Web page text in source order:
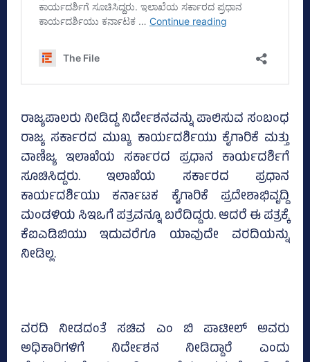
ರಾಜ್ಯಪಾಲರು ನೀಡಿದ್ದ ನಿರ್ದೇಶನವನ್ನು ಪಾಲಿಸುವ ಸಂಬಂಧ
ರಾಜ್ಯ ಸರ್ಕಾರದ ಮುಖ್ಯ ಕಾರ್ಯದರ್ಶಿಯು ಕೈಗಾರಿಕೆ ಮತ್ತು
ವಾಣಿಜ್ಯ ಇಲಾಖೆಯ ಸರ್ಕಾರದ ಪ್ರಧಾನ ಕಾರ್ಯದರ್ಶಿಗೆ
ಸೂಚಿಸಿದ್ದರು. ಇಲಾಖೆಯ ಸರ್ಕಾರದ ಪ್ರಧಾನ
ಕಾರ್ಯದರ್ಶಿಯು ಕರ್ನಾಟಕ ಕೈಗಾರಿಕೆ ಪ್ರದೇಶಾಭಿವೃದ್ದಿ
ಮಂಡಳಿಯ ಸಿಇಒಗೆ ಪತ್ರವನ್ನೂ ಬರೆದಿದ್ದರು. ಆದರೆ ಈ ಪತ್ರಕ್ಕೆ
ಕೆಐಎಡಿಬಿಯು ಇದುವರೆಗೂ ಯಾವುದೇ ವರದಿಯನ್ನು
ನೀಡಿಲ್ಲ.
ವರದಿ ನೀಡದಂತೆ ಸಚಿವ ಎಂ ಬಿ ಪಾಟೀಲ್‌ ಅವರು
ಅಧಿಕಾರಿಗಳಿಗೆ ನಿರ್ದೇಶನ ನೀಡಿದ್ದಾರೆ ಎಂದು